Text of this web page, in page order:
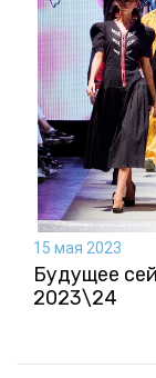
15 мая 2023
Будущее
2023\24